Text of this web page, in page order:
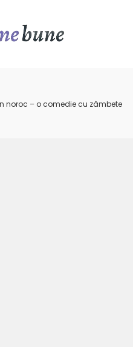
noroc – o comedie cu zâmbete